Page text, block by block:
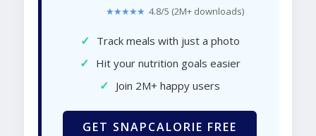
★★★★★ 4.8/5 (2M+ downloads)
✓ Track meals with just a photo
✓ Hit your nutrition goals easier
✓ Join 2M+ happy users
GET SNAPCALORIE FREE